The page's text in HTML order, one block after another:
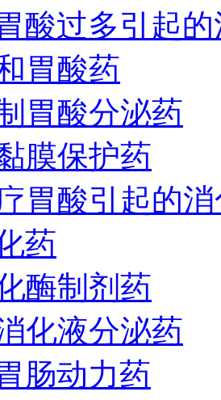
酸过多引起
胃酸药
胃酸分泌药
膜保护药
胃酸引起的
药
酶制剂药
化液分泌药
肠动力药